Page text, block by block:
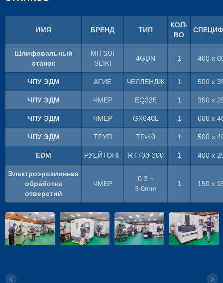
ИМЯ БРЕНД ТИП
КОЛ-
ВО
Шлифовальный
станок
MITSUI
SEIKI
4GDN 1 400 x
ЧПУ ЭДМ АГИЕ ЧЕЛЛЕНДЖ 1 500 x
ЧПУ ЭДМ ЧМЕР EQ325 1 350 x
ЧПУ ЭДМ ЧМЕР GX640L 1 600 x
ЧПУ ЭДМ ТРУП TP-40 1 500 x
EDM РУЕЙТОНГ RT730-200 1 400 x
Электроэрозионная
обработка
отверстий
ЧМЕР
0.3 ~
3.0mm
1 150 x